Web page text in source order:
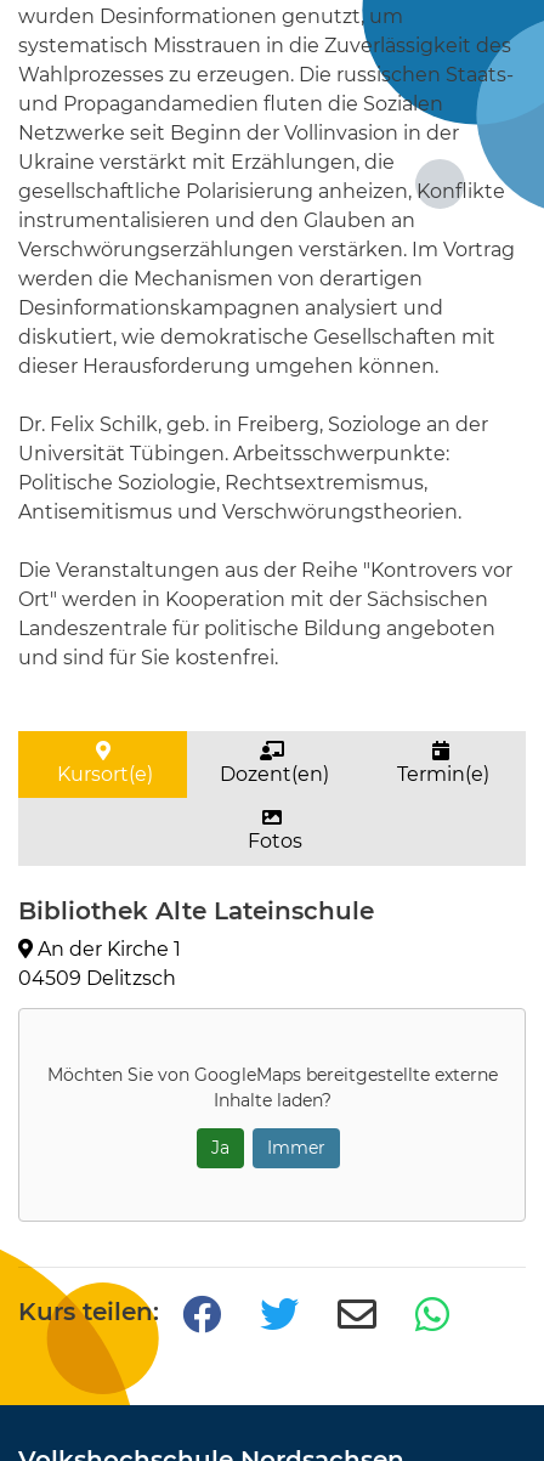
wurden Desinformationen genutzt, um
systematisch Misstrauen in die Zuverlässigkeit des
Wahlprozesses zu erzeugen. Die russischen Staats-
und Propagandamedien fluten die Sozialen
Netzwerke seit Beginn der Vollinvasion in der
Ukraine verstärkt mit Erzählungen, die
gesellschaftliche Polarisierung anheizen, Konflikte
instrumentalisieren und den Glauben an
Verschwörungserzählungen verstärken. Im Vortrag
werden die Mechanismen von derartigen
Desinformationskampagnen analysiert und
diskutiert, wie demokratische Gesellschaften mit
dieser Herausforderung umgehen können.
Dr. Felix Schilk, geb. in Freiberg, Soziologe an der
Universität Tübingen. Arbeitsschwerpunkte:
Politische Soziologie, Rechtsextremismus,
Antisemitismus und Verschwörungstheorien.
Die Veranstaltungen aus der Reihe "Kontrovers vor
Ort" werden in Kooperation mit der Sächsischen
Landeszentrale für politische Bildung angeboten
und sind für Sie kostenfrei.
Kursort(e) Dozent(en) Termin(e)
Fotos
Bibliothek Alte Lateinschule
An der Kirche 1
04509 Delitzsch
Möchten Sie von GoogleMapsbereitgestellte externe
Inhalte laden?
Ja Immer
Kurs teilen: